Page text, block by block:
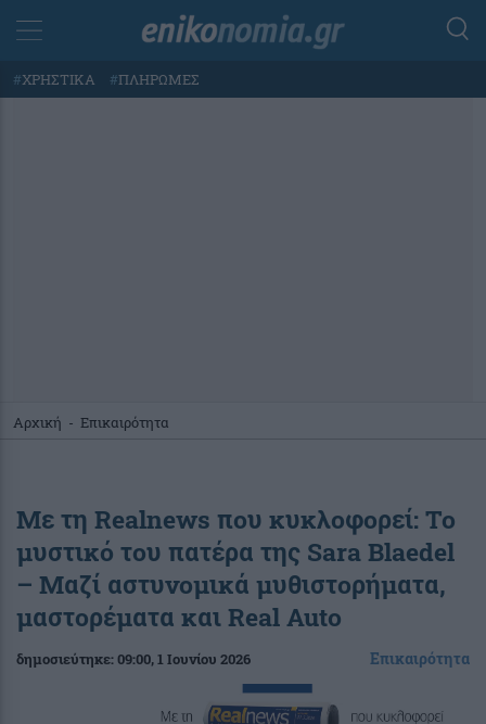
#ΧΡΗΣΤΙΚΑ #ΠΛΗΡΩΜΕΣ
Αρχική - Επικαιρότητα
Με τη Realnews που κυκλοφορεί: Το
μυστικό του πατέρα της Sara Blaedel
– Μαζί αστυνομικά μυθιστορήματα,
μαστορέματα και Real Auto
δημοσιεύτηκε:09:00, 1 Ιουνίου 2026 Επικαιρότητα